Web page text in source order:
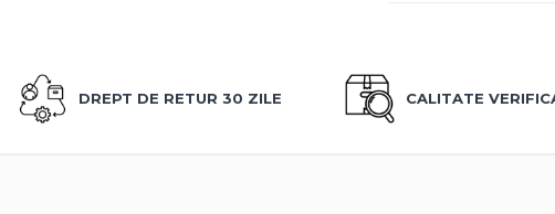
DREPT DE RETUR 30 ZILE CALITATE